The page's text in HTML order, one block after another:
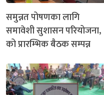
समुन्नत पोषणका लागि
समावेशी सुशासन परियोजना,
को प्रारम्भिक बैठक सम्पन्न